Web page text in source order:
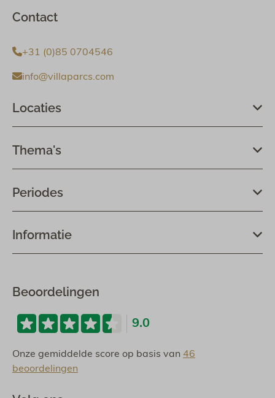
Contact
+31 (0)85 0704546
info@villaparcs.com
Locaties
Thema's
Periodes
Informatie
Beoordelingen
9.0
Onze gemiddelde score op basis van 46
beoordelingen